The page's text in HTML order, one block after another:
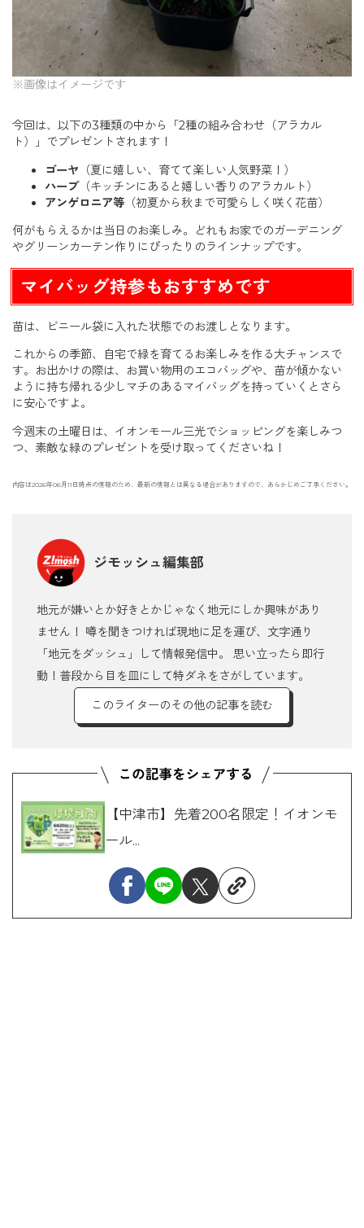
※画像はイメージです
今回は、以下の3種類の中から「2種の組み合わせ（アラカル
ト）」でプレゼントされます！
ゴーヤ （夏に嬉しい、育てて楽しい人気野菜！）
ハーブ（キッチンにあると嬉しい香りのアラカルト）
アンゲロニア等 （初夏から秋まで可愛らしく咲く花苗）
何がもらえるかは当日のお楽しみ。どれもお家でのガーデニング
やグリーンカーテン作りにぴったりのラインナップです。
マイバッグ持参もおすすめです
苗は、ビニール袋に入れた状態でのお渡しとなります。
これからの季節、自宅で緑を育てるお楽しみを作る大チャンスで
す。お出かけの際は、お買い物用のエコバッグや、苗が傾かない
ように持ち帰れる少しマチのあるマイバッグを持っていくとさら
に安心ですよ。
今週末の土曜日は、イオンモール三光でショッピングを楽しみつ
つ、素敵な緑のプレゼントを受け取ってくださいね！
内容は2026年06月11日時点の情報のため、最新の情報とは異なる場合がありますので、あらかじめご了承ください。
ジモッシュ編集部
地元が嫌いとか好きとかじゃなく地元にしか興味があり
ません！ 噂を聞きつければ現地に足を運び、文字通り
「地元をダッシュ」して情報発信中。 思い立ったら即行
動！普段から目を皿にして特ダネをさがしています。
このライターのその他の記事を読む
【中津市】先着200名限定！イオンモ
ール...